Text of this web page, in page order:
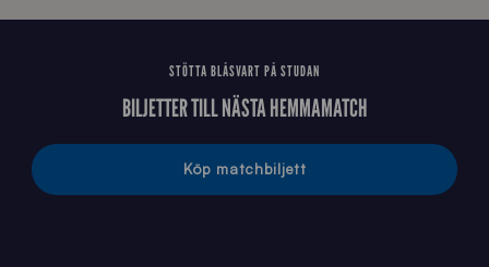
STÖTTA BLÅSVART PÅ STUDAN
BILJETTER TILL NÄSTA HEMMAMATCH
Köp matchbiljett